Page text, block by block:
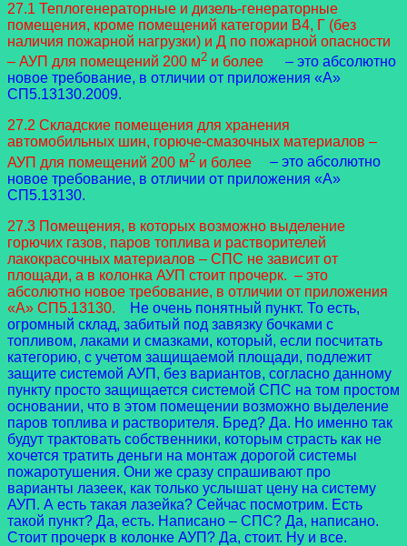
27.1 Теплогенераторные и дизель-генераторные
помещения, кроме помещений категории В4, Г (без
наличия пожарной нагрузки) и Д по пожарной опасности
– АУП для помещений 200 м2 и более
– это абсолютно
новое требование, в отличии от приложения «А»
СП5.13130.2009.
27.2 Складские помещения для хранения
автомобильных шин, горюче-смазочных материалов –
АУП для помещений 200 м2 и более
– это абсолютно
новое требование, в отличии от приложения «А»
СП5.13130.
27.3 Помещения, в которых возможно выделение
горючих газов, паров топлива и растворителей
лакокрасочных материалов – СПС не зависит от
площади, а в колонка АУП стоит прочерк. – это
абсолютно новое требование, в отличии от приложения
«А» СП5.13130.
Не очень понятный пункт. То есть,
огромный склад, забитый под завязку бочками с
топливом, лаками и смазками, который, если посчитать
категорию, с учетом защищаемой площади, подлежит
защите системой АУП, без вариантов, согласно данному
пункту просто защищается системой СПС на том простом
основании, что в этом помещении возможно выделение
паров топлива и растворителя. Бред? Да. Но именно так
будут трактовать собственники, которым страсть как не
хочется тратить деньги на монтаж дорогой системы
пожаротушения. Они же сразу спрашивают про
варианты лазеек, как только услышат цену на систему
АУП. А есть такая лазейка? Сейчас посмотрим. Есть
такой пункт? Да, есть. Написано – СПС? Да, написано.
Стоит прочерк в колонке АУП? Да, стоит. Ну и все.